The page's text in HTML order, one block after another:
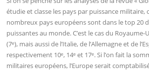
étudie et classe les pays par puissance militaire,
nombreux pays européens sont dans le top 20
puissantes au monde. C’est le cas du Royaume-
(7ᵉ), mais aussi de l’Italie, de l’Allemagne et de
respectivement 10ᵉ, 14ᵉ et 17ᵉ. Si l’on fait la
militaires européens, l’Europe serait